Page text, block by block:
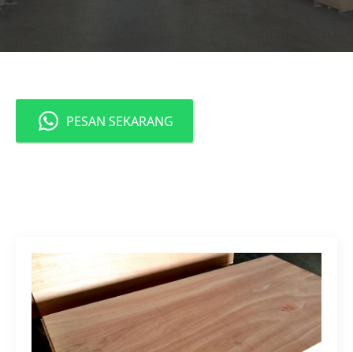
PESAN SEKARANG